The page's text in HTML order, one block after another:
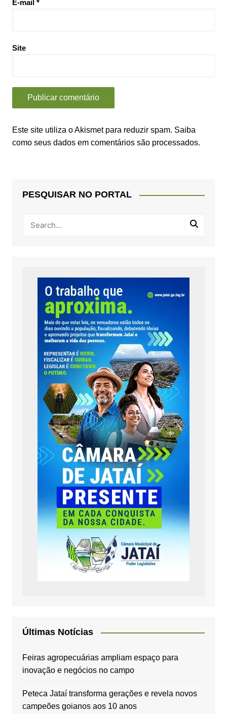
E-mail *
Site
Este site utiliza o Akismet para reduzir spam. Saiba
como seus dados em comentários são processados.
PESQUISAR NO PORTAL
Últimas Notícias
Feiras agropecuárias ampliam espaço para
inovação e negócios no campo
Peteca Jataí transforma gerações e revela novos
campeões goianos aos 10 anos